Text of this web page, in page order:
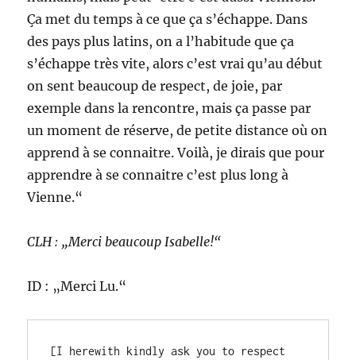
Ça met du temps à ce que ça s’échappe. Dans
des pays plus latins, on a l’habitude que ça
s’échappe très vite, alors c’est vrai qu’au début
on sent beaucoup de respect, de joie, par
exemple dans la rencontre, mais ça passe par
un moment de réserve, de petite distance où on
apprend à se connaitre. Voilà, je dirais que pour
apprendre à se connaitre c’est plus long à
Vienne.“
CLH : „Merci beaucoup Isabelle!“
ID : „Merci Lu.“
[I herewith kindly ask you to respect